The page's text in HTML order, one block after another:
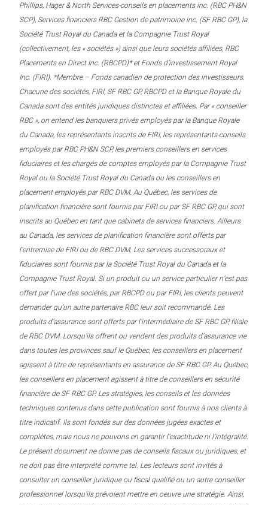
Phillips, Hager & North Services-conseils en placements inc. (RBC PH&N
SCP), Services financiers RBC Gestion de patrimoine inc. (SF RBC GP), la
Société Trust Royal du Canada et la Compagnie Trust Royal
(collectivement, les « sociétés ») ainsi que leurs sociétés affiliées, RBC
Placements en Direct Inc. (RBCPD)* et Fonds d’investissement Royal
Inc. (FIRI). *Membre – Fonds canadien de protection des investisseurs.
Chacune des sociétés, FIRI, SF RBC GP, RBCPD et la Banque Royale du
Canada sont des entités juridiques distinctes et affiliées. Par « conseiller
RBC », on entend les banquiers privés employés par la Banque Royale
du Canada, les représentants inscrits de FIRI, les représentants-conseils
employés par RBC PH&N SCP, les premiers conseillers en services
fiduciaires et les chargés de comptes employés par la Compagnie Trust
Royal ou la Société Trust Royal du Canada ou les conseillers en
placement employés par RBC DVM. Au Québec, les services de
planification financière sont fournis par FIRI ou par SF RBC GP, qui sont
inscrits au Québec en tant que cabinets de services financiers. Ailleurs
au Canada, les services de planification financière sont offerts par
l’entremise de FIRI ou de RBC DVM. Les services successoraux et
fiduciaires sont fournis par la Société Trust Royal du Canada et la
Compagnie Trust Royal. Si un produit ou un service particulier n’est pas
offert par l’une des sociétés, par RBCPD ou par FIRI, les clients peuvent
demander qu’un autre partenaire RBC leur soit recommandé. Les
produits d’assurance sont offerts par l’intermédiaire de SF RBC GP, filiale
de RBC DVM. Lorsqu’ils offrent ou vendent des produits d’assurance vie
dans toutes les provinces sauf le Québec, les conseillers en placement
agissent à titre de représentants en assurance de SF RBC GP. Au Québec,
les conseillers en placement agissent à titre de conseillers en sécurité
financière de SF RBC GP. Les stratégies, les conseils et les données
techniques contenus dans cette publication sont fournis à nos clients à
titre indicatif. Ils sont fondés sur des données jugées exactes et
complètes, mais nous ne pouvons en garantir l’exactitude ni l’intégralité.
Le présent document ne donne pas de conseils fiscaux ou juridiques, et
ne doit pas être interprété comme tel. Les lecteurs sont invités à
consulter un conseiller juridique ou fiscal qualifié ou un autre conseiller
professionnel lorsqu’ils prévoient mettre en oeuvre une stratégie. Ainsi,